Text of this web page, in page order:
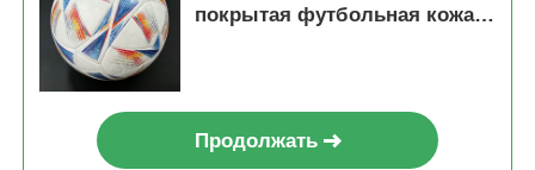
покрытая футбольная кожа с
Продолжать